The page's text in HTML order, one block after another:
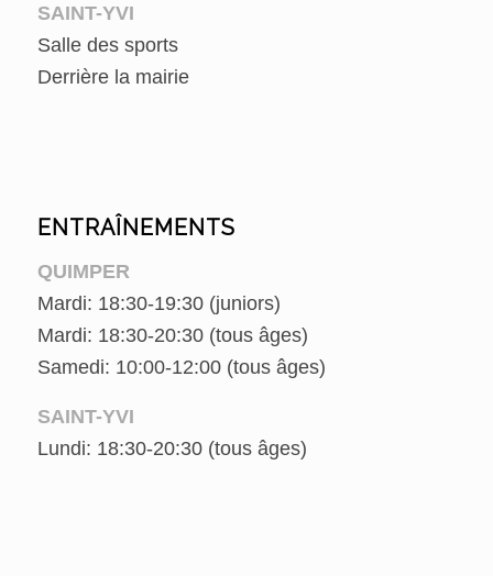
SAINT-YVI
Salle des sports
Derrière la mairie
ENTRAÎNEMENTS
QUIMPER
Mardi: 18:30-19:30 (juniors)
Mardi: 18:30-20:30 (tous âges)
Samedi: 10:00-12:00 (tous âges)
SAINT-YVI
Lundi: 18:30-20:30 (tous âges)